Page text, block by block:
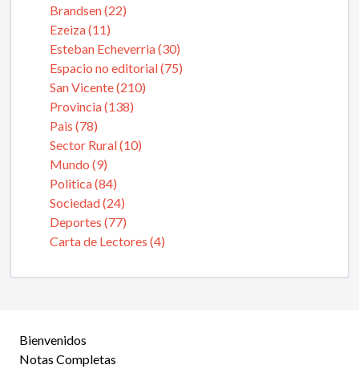
Brandsen (22)
Ezeiza (11)
Esteban Echeverria (30)
Espacio no editorial (75)
San Vicente (210)
Provincia (138)
Pais (78)
Sector Rural (10)
Mundo (9)
Politica (84)
Sociedad (24)
Deportes (77)
Carta de Lectores (4)
Bienvenidos
Notas Completas